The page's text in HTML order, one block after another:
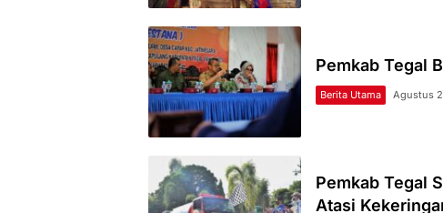
Pemkab Tegal
Berita Utama Agustus
Pemkab Tegal
Atasi